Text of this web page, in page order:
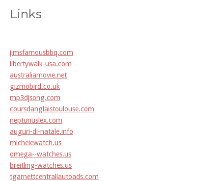
Links
jimsfamousbbq.com
libertywalk-usa.com
australiamovie.net
gizmobird.co.uk
mp3djsong.com
coursdanglaistoulouse.com
neptunuslex.com
auguri-di-natale.info
michelewatch.us
omega--watches.us
breitling-watches.us
tgarnettcentrallautoads.com